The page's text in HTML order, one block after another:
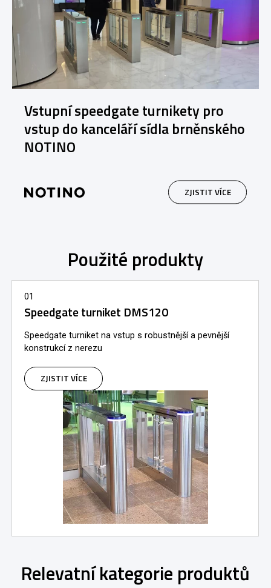
Vstupní speedgate turnikety pro
vstup do kanceláří sídla brněnského
NOTINO
ZJISTIT VÍCE
Použité produkty
01
Speedgate turniket DMS120
Speedgate turniket na vstup s robustnější a pevnější
konstrukcí z nerezu
ZJISTIT VÍCE
Relevatní kategorie produktů